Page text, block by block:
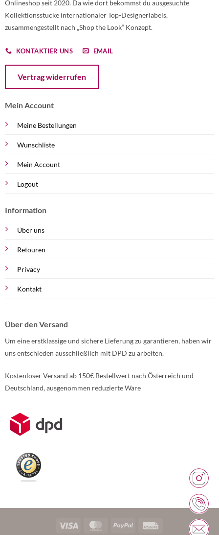
Onlineshop seit 2020. Da wie dort bekommst du ausgesuchte
Kollektionsstücke internationaler Top-Designerlabels,
zusammengestellt nach „Shop the Look“ Konzept.
KONTAKTIER UNS EMAIL
Vertrag widerrufen
Mein Account
Meine Bestellungen
Wunschliste
Mein Account
Logout
Information
Über uns
Retouren
Privacy
Kontakt
Über den Versand
Um eine erstklassige und sichere Lieferung zu garantieren, haben wir
uns entschieden ausschließlich mit DPD zu arbeiten.
Kostenloser Versand ab 150€ Bestellwert nach Österreich und
Deutschland, ausgenommen reduzierte Ware
Weitere Informationen über den gesperrten Inhalt.
Visa MasterCardPayPal